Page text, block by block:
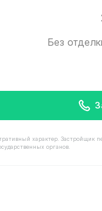
Без
характер. Застройщик
органов.